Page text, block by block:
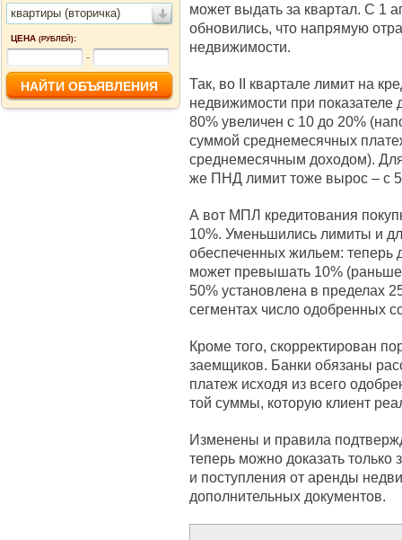
квартиры (вторичка)
ЦЕНА (РУБЛЕЙ):
-
может выдать за квартал. С 1
обновились, что напрямую
недвижимости.
Так, во II квартале лимит на
недвижимости при показателе
80% увеличен с 10 до 20%
суммой среднемесячных
среднемесячным доходом).
же ПНД лимит тоже вырос – с
А вот МПЛ кредитования
10%. Уменьшились лимиты и
обеспеченных жильем:
может превышать 10%
50% установлена в пределах
сегментах число одобренных
Кроме того, скорректирован
заемщиков. Банки обязаны
платеж исходя из всего
той суммы, которую клиент
Изменены и правила
теперь можно доказать
и поступления от аренды
дополнительных документов.